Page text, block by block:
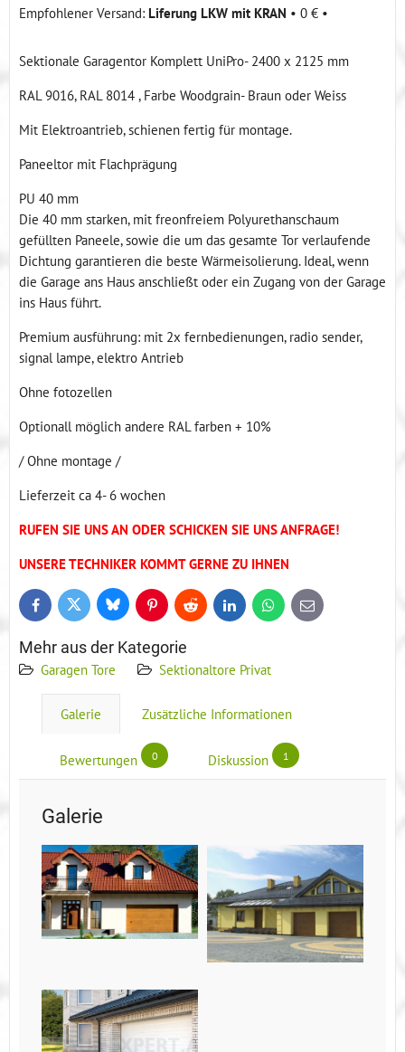
Liferung LKW mit KRAN • 0 € •
Sektionale Garagentor Komplett UniPro- 2400 x 2125 mm
RAL 9016, RAL 8014 , Farbe Woodgrain- Braun oder Weiss
Mit Elektroantrieb, schienen fertig für montage.
Paneeltor mit Flachprägung
PU 40 mm
Die 40 mm starken, mit freonfreiem Polyurethanschaum
gefüllten Paneele, sowie die um das gesamte Tor verlaufende
Dichtung garantieren die beste Wärmeisolierung. Ideal, wenn
die Garage ans Haus anschließt oder ein Zugang von der Garage
ins Haus führt.
Premium ausführung: mit 2x fernbedienungen, radio sender,
signal lampe, elektro Antrieb
Ohne fotozellen
Optionall möglich andere RAL farben + 10%
/ Ohne montage /
Lieferzeit ca 4- 6 wochen
RUFEN SIE UNS AN ODER SCHICKEN SIE UNS ANFRAGE!
UNSERE TECHNIKER KOMMT GERNE ZU IHNEN
FacebookTwitter BlueskyPinterestReddit LinkedInWhatsApp
E-
mail
Mehr aus der Kategorie
Garagen Tore Sektionaltore Privat
Galerie Zusätzliche Informationen
Bewertungen 0 Diskussion 1
Galerie